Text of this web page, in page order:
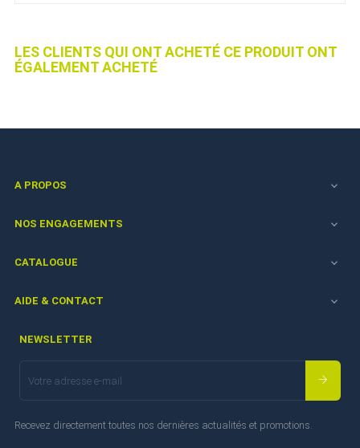
LES CLIENTS QUI ONT ACHETÉ CE PRODUIT ONT
ÉGALEMENT ACHETÉ
A PROPOS 
NOS ENGAGEMENTS 
CATALOGUE 
AIDE & CONTACT 
NEWSLETTER
Recevez directement toutes nos dernières actualités et promotions.